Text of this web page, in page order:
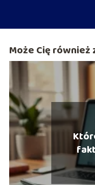
Może Cię